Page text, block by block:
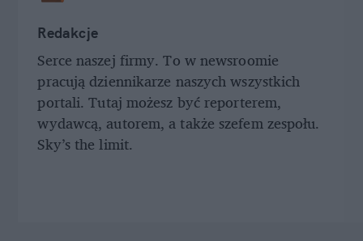
Redakcje
Serce naszej firmy. To w newsroomie
pracują dziennikarze naszych wszystkich
portali. Tutaj możesz być reporterem,
wydawcą, autorem, a także szefem zespołu.
Sky’s the limit.